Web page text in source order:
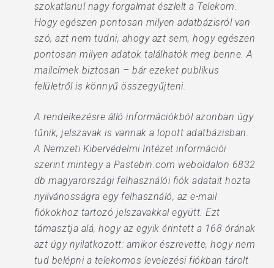
szokatlanul nagy forgalmat észlelt a Telekom.
Hogy egészen pontosan milyen adatbázisról van
szó, azt nem tudni, ahogy azt sem, hogy egészen
pontosan milyen adatok találhatók meg benne. A
mailcímek biztosan – bár ezeket publikus
felületről is könnyű összegyűjteni.
A rendelkezésre álló információkból azonban úgy
tűnik, jelszavak is vannak a lopott adatbázisban.
A Nemzeti Kibervédelmi Intézet információi
szerint mintegy a Pastebin.com weboldalon 6832
db magyarországi felhasználói fiók adatait hozta
nyilvánosságra egy felhasználó, az e-mail
fiókokhoz tartozó jelszavakkal együtt. Ezt
támasztja alá, hogy az egyik érintett a 168 órának
azt úgy nyilatkozott: amikor észrevette, hogy nem
tud belépni a telekomos levelezési fiókban tárolt